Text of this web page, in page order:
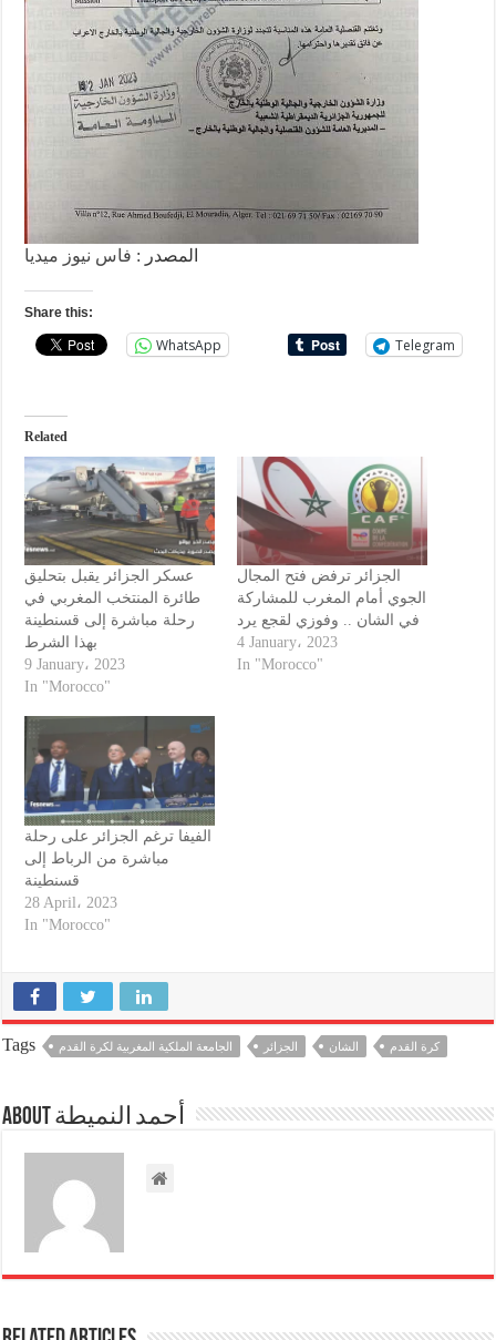
المصدر : فاس نيوز ميديا
Share this:
WhatsApp Telegram
Related
عسكر الجزائر يقبل بتحليق
طائرة المنتخب المغربي في
رحلة مباشرة إلى قسنطينة
بهذا الشرط
9 January، 2023
In "Morocco"
الجزائر ترفض فتح المجال
الجوي أمام المغرب للمشاركة
في الشان .. وفوزي لقجع يرد
4 January، 2023
In "Morocco"
الفيفا ترغم الجزائر على رحلة
مباشرة من الرباط إلى
قسنطينة
28 April، 2023
In "Morocco"
Tags الجامعة الملكية المغربية لكرة القدم الجزائر الشان كرة القدم
About أحمد النميطة